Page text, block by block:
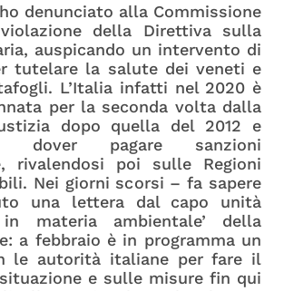
denunciato alla Commissione
della Direttiva sulla
auspicando un intervento di
tutelare la salute dei veneti e
L’Italia infatti nel 2020 è
per la seconda volta dalla
dopo quella del 2012 e
dover pagare sanzioni
rivalendosi poi sulle Regioni
Nei giorni scorsi – fa sapere
una lettera dal capo unità
in materia ambientale’ della
a febbraio è in programma un
le autorità italiane per fare il
e sulle misure fin qui